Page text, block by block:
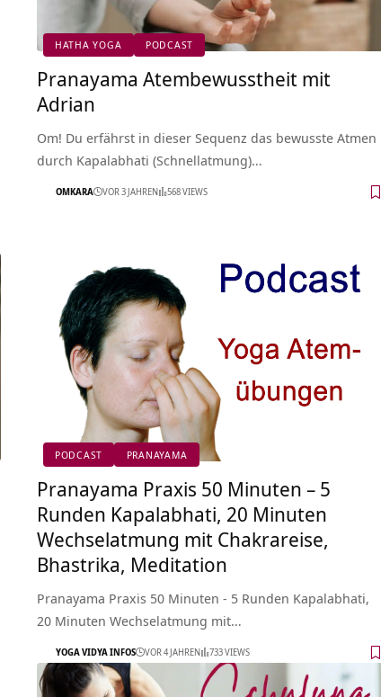
HATHA YOGA PODCAST
Pranayama Atembewusstheit mit
Adrian
Om! Du erfährst in dieser Sequenz das bewusste Atmen
durch Kapalabhati (Schnellatmung)…
OMKARA VOR 3 JAHREN 568 VIEWS
PODCAST PRANAYAMA
Pranayama Praxis 50 Minuten – 5
Runden Kapalabhati, 20 Minuten
Wechselatmung mit Chakrareise,
Bhastrika, Meditation
Pranayama Praxis 50 Minuten - 5 Runden Kapalabhati,
20 Minuten Wechselatmung mit…
YOGA VIDYA INFOS VOR 4 JAHREN 733 VIEWS